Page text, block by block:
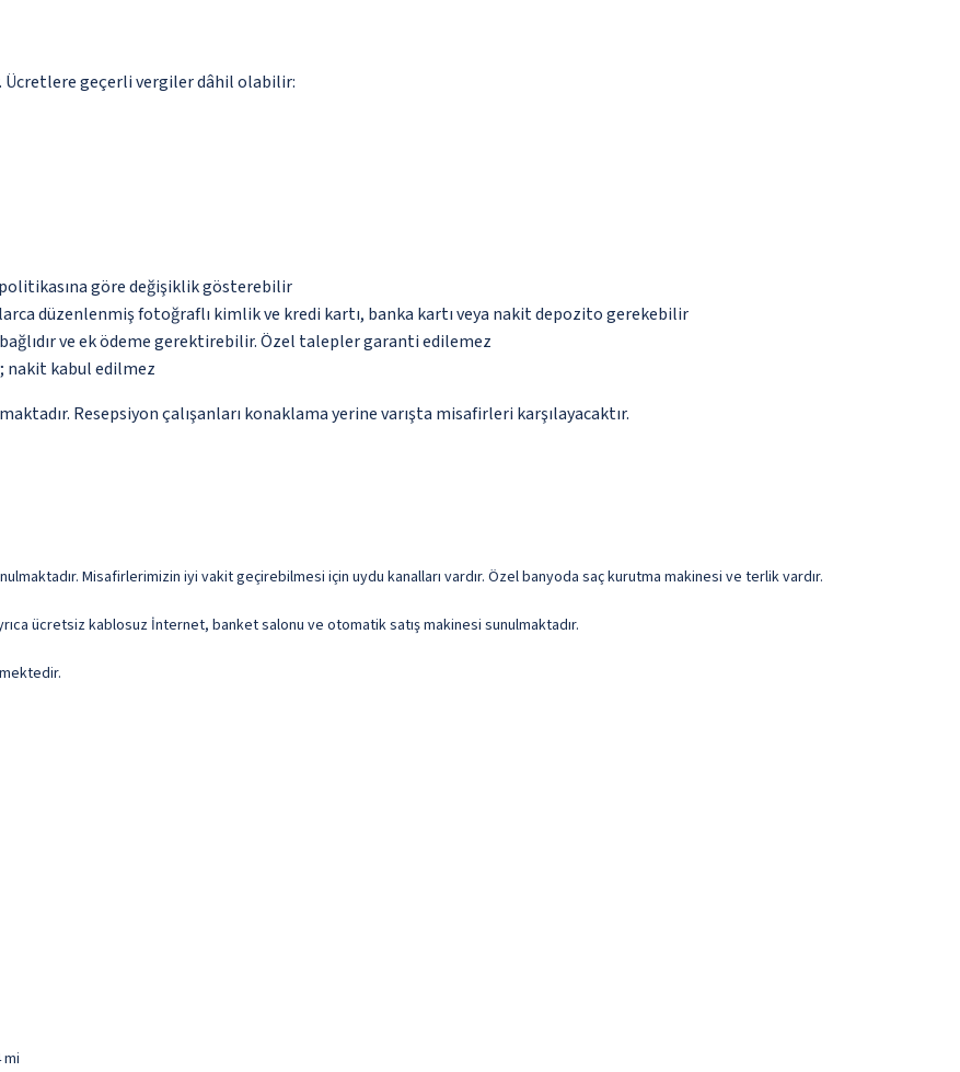
Ücretlere geçerli vergiler dâhil olabilir:
göre değişiklik gösterebilir
düzenlenmiş fotoğraflı kimlik ve kredi kartı, banka kartı veya nakit depozito gerekebilir
ve ek ödeme gerektirebilir. Özel talepler garanti edilemez
nakit kabul edilmez
Resepsiyon çalışanları konaklama yerine varışta misafirleri karşılayacaktır.
Misafirlerimizin iyi vakit geçirebilmesi için uydu kanalları vardır. Özel banyoda saç kurutma makinesi ve terlik vardır.
ücretsiz kablosuz İnternet, banket salonu ve otomatik satış makinesi sunulmaktadır.
mi